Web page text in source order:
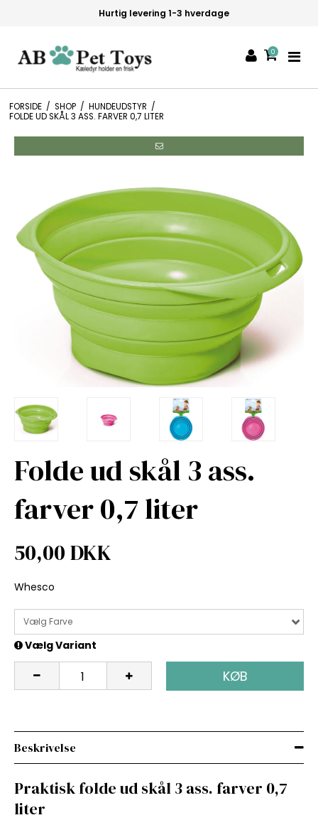
Hurtig levering 1-3 hverdage
0
FORSIDE / SHOP / HUNDEUDSTYR /
FOLDE UD SKÅL 3 ASS. FARVER 0,7 LITER
Folde ud skål 3 ass.
farver 0,7 liter
50,00 DKK
Whesco
Vælg Farve
Vælg Variant
KØB
Beskrivelse
Praktisk folde ud skål 3 ass. farver 0,7
liter